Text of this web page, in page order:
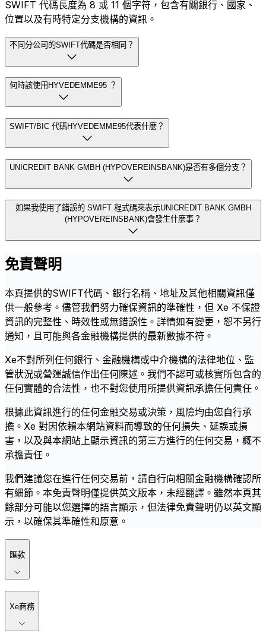
SWIFT 代碼長度為 8 或 11 個字符，包含有關銀行、國家、
位置以及有時特定分支機構的資訊。
不同分公司的SWIFT代碼是否相同？
何時該使用HYVEDEMME95 ？
SWIFT/BIC 代碼HYVEDEMME95代表什麼？
UNICREDIT BANK GMBH (HYPOVEREINSBANK)是否有多個分支？
如果我使用了錯誤的 SWIFT 程式碼來表示UNICREDIT BANK GMBH
(HYPOVEREINSBANK)會發生什麼事？
免責聲明
本頁提供的SWIFT代碼、銀行名稱、地址及其他相關資訊僅
供一般參考。儘管我們努力確保資訊的準確性，但 Xe 不保證
資訊的完整性、時效性或無錯誤性。詳情如有變更，恕不另行
通知，且可能與各金融機構提供的最新數據不符。
Xe不對所列任何銀行、金融機構或中介機構的法律地位、監
管狀況或營運誠信作出任何陳述。我們不認可或核實所包含的
任何實體的合法性，也不對您使用所提供資訊承擔任何責任。
根據此資訊進行的任何金融交易或決策，風險均由您自行承
擔。Xe 對因依賴本網站資料而導致的任何損失、延誤或損
害，以及與本網站上顯示資訊的第三方進行的任何交易，概不
承擔責任。
我們建議您在進行任何交易前，請自行向相關金融機構確認所
有細節。本免責聲明僅提供英文版本，未經翻譯。雖然本頁其
餘部分可能以您選擇的語言顯示，但法律免責聲明仍以英文顯
示，以確保其準確性和原意。
匯款
Xe商務